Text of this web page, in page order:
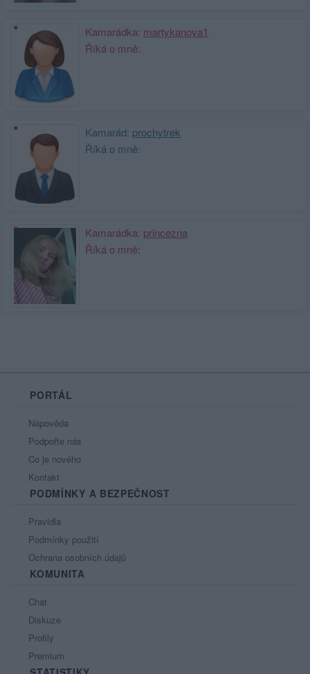
Kamarádka: martykanova1
Říká o mně:
Kamarád: prochytrek
Říká o mně:
Kamarádka: princezna
Říká o mně:
PORTÁL
Nápověda
Podpořte nás
Co je nového
Kontakt
PODMÍNKY A BEZPEČNOST
Pravidla
Podmínky použití
Ochrana osobních údajů
KOMUNITA
Chat
Diskuze
Profily
Premium